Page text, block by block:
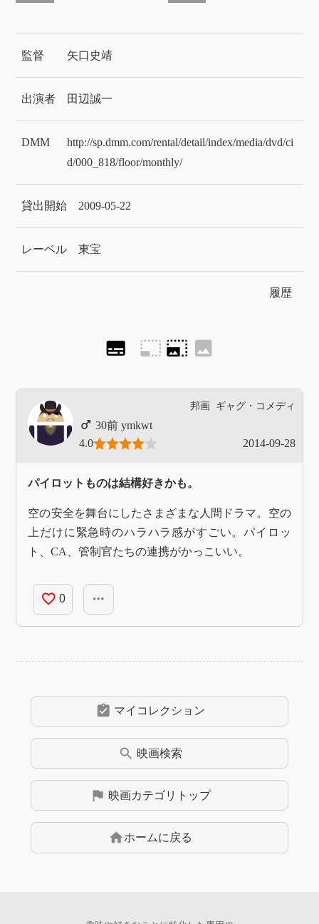
監督 矢口史靖
出演者 田辺誠一
DMM
http://sp.dmm.com/rental/detail/index/media/dvd/ci
d/000_818/floor/monthly/
貸出開始 2009-05-22
レーベル 東宝
履歴
subtitles photo_size_select_small photo_size_select_large image
邦画 ギャグ・コメディ
ymkwt
4.0
2014-09-28
パイロットものは結構好きかも。
空の安全を舞台にしたさまざまな人間ドラマ。空の
上だけに緊急時のハラハラ感がすごい。パイロッ
ト、CA、管制官たちの連携がかっこいい。
favorite_border 0 more_horiz
assignment_turned_in マイコレクション
search 映画検索
flag 映画カテゴリトップ
homeホームに戻る